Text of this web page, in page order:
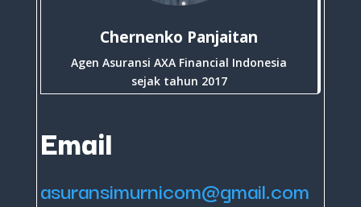
Chernenko Panjaitan
Agen Asuransi AXA Financial Indonesia
sejak tahun 2017
Email
asuransimurnicom@gmail.com